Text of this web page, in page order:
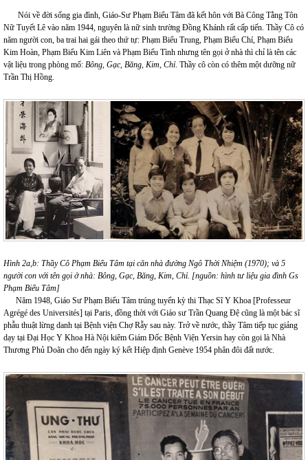
Nói về đời sống gia đình, Giáo-Sư Phạm Biểu Tâm đã kết hôn với Bà Công Tằng Tôn
Nữ Tuyết Lê vào năm 1944, nguyên là nữ sinh trường Đồng Khánh rất cấp tiến. Thầy Cô có
năm người con, ba trai hai gái theo thứ tự: Phạm Biểu Trung, Phạm Biểu Chí, Phạm Biểu
Kim Hoàn, Phạm Biểu Kim Liên và Phạm Biểu Tình nhưng tên gọi ở nhà thì chỉ là tên các
vật liệu trong phòng mổ: Bông, Gạc, Băng, Kim, Chỉ. Thầy cô còn có thêm một dưỡng nữ
Trần Thị Hồng.
Hình 2a,b: Thầy Cô Phạm Biểu Tâm tại căn nhà đường Ngô Thời Nhiệm (1970); và 5
người con với tên gọi ở nhà: Bông, Gạc, Băng, Kim, Chỉ. [nguồn: hình tư liệu gia đình Gs
Phạm Biểu Tâm]
Năm 1948, Giáo Sư Phạm Biểu Tâm trúng tuyển kỳ thi Thạc Sĩ Y Khoa [Professeur
Agrégé des Universités] tại Paris, đồng thời với Giáo sư Trần Quang Đệ cũng là một bác sĩ
phẫu thuật lừng danh tại Bệnh viện Chợ Rẫy sau này. Trở về nước, thầy Tâm tiếp tục giảng
dạy tại Đại Học Y Khoa Hà Nội kiêm Giám Đốc Bệnh Viện Yersin hay còn gọi là Nhà
Thương Phủ Doãn cho đến ngày ký kết Hiệp định Genève 1954 phân đôi đất nước.